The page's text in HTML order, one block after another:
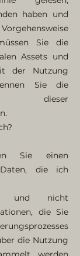
haben und
Sie die
Assets und
der Nutzung
Sie die
dieser
Sie einen
die ich
und nicht
die Sie
die Nutzung